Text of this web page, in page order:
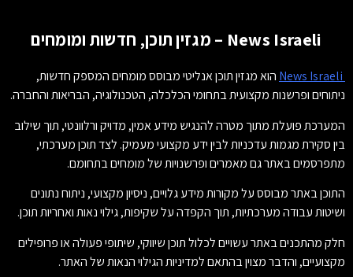
News Israeli – מגזין תוכן, חדשות ומומחים
הוא מגזין תוכן אנליטי מבוסס מומחים המספק חדשות,
ניתוחים ופרשנות מקצועית בתחומי הכלכלה, הטכנולוגיה, הבריאות והחברה.
המערכת פועלת מתוך מטרה להנגיש מידע אמין, מדויק ורלוונטי, תוך שילוב
בין סקירת מגמות עדכניות לבין ידע מקצועי מעמיק. לצד תוכן מערכתי,
מתפרסמים באתר גם מאמרים ופרשנויות של מומחים בתחומם.
התוכן באתר מבוסס על מקורות מידע גלויים, ניסיון מקצועי, ניתוח נתונים
ושיטות עבודה מערכתיות, תוך הקפדה על שקיפות, גילוי נאות ואחריות תוכן.
חלק מהתכנים באתר עשויים לכלול תוכן שיווקי, שיתופי פעולה או פרופילים
מקצועיים, והדבר מצוין בהתאם למדיניות הגילוי הנאות של האתר.